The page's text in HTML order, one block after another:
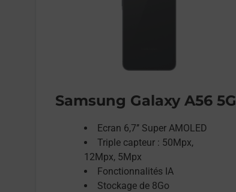
Samsung Galaxy A56 5G
Ecran 6,7’’ Super AMOLED
Triple capteur : 50Mpx,
12Mpx, 5Mpx
Fonctionnalités IA
Stockage de 8Go